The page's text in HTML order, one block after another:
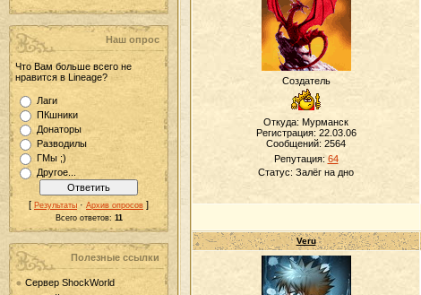
Наш опрос
Что Вам больше всего не
нравится в Lineage?
Лаги
ПКшники
Донаторы
Разводилы
ГМы ;)
Другое...
[ Результаты · Архив опросов ]
Всего ответов: 11
Полезные ссылки
Сервер ShockWorld
Создатель
Откуда: Мурманск
Регистрация: 22.03.06
Сообщений: 2564
Репутация: 64
Статус: Залёг на дно
Veru